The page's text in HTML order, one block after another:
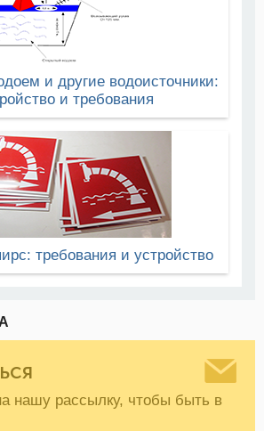
и другие водоисточники:
и требования
требования и устройство
нашу рассылку, чтобы быть в